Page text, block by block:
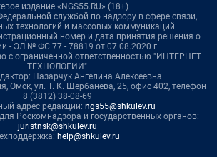
издание «NGS55.RU» (18+)
службой по надзору в сфере связи,
технологий и массовых коммуникаций
номер и дата принятия решения о
- ЭЛ № ФС 77 - 78819 от 07.08.2020 г.
с ограниченной ответственностью "ИНТЕРНЕТ
ТЕХНОЛОГИИ"
Назарчук Ангелина Алексеевна
Омск, ул. Т. К. Щербанева, 25, офис 402, телефон
8 (3812) 38-08-69
адрес редакции: ngs55@shkulev.ru
Роскомнадзора и государственных органов:
juristnsk@shkulev.ru
help@shkulev.ru